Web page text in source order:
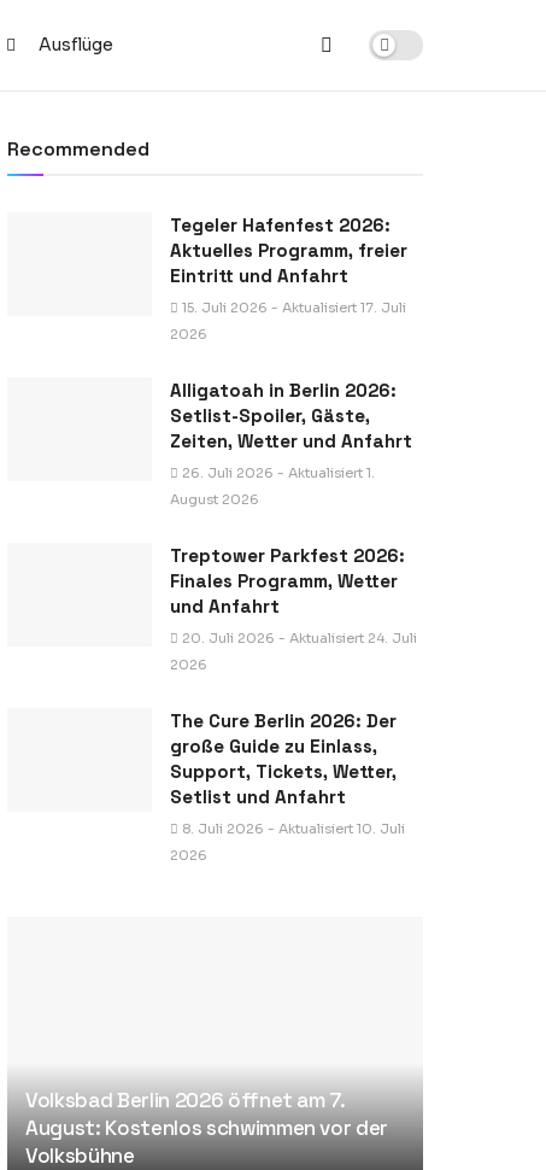
Ausflüge
Recommended
Tegeler Hafenfest 2026:
Aktuelles Programm, freier
Eintritt und Anfahrt
15. Juli 2026 - Aktualisiert 17. Juli
2026
Alligatoah in Berlin 2026:
Setlist-Spoiler, Gäste,
Zeiten, Wetter und Anfahrt
26. Juli 2026 - Aktualisiert 1.
August 2026
Treptower Parkfest 2026:
Finales Programm, Wetter
und Anfahrt
20. Juli 2026 - Aktualisiert 24. Juli
2026
The Cure Berlin 2026: Der
große Guide zu Einlass,
Support, Tickets, Wetter,
Setlist und Anfahrt
8. Juli 2026 - Aktualisiert 10. Juli
2026
Volksbad Berlin 2026 öffnet am 7.
August: Kostenlos schwimmen vor der
Volksbühne